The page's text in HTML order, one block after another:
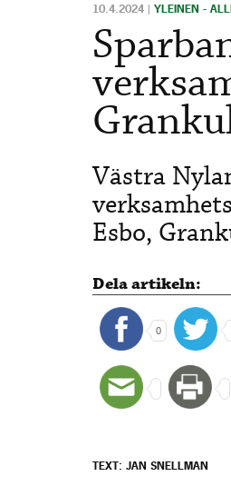
10.4.2024 | YLEINEN -
Västra
Esbo,
Dela artikeln:
0
TEXT: JAN SNELLMAN